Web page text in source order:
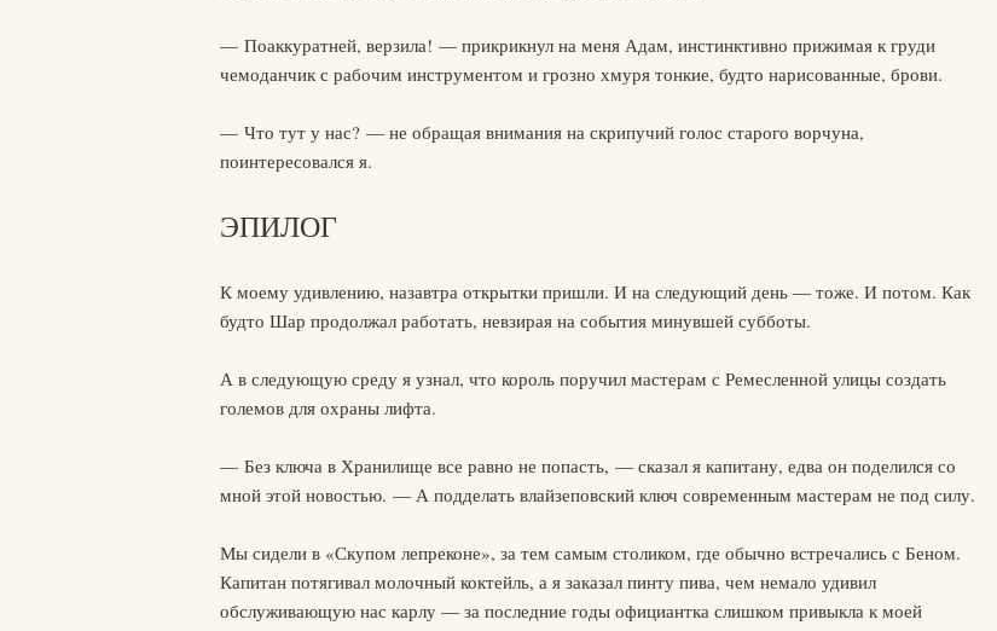
— Поаккуратней, верзила! — прикрикнул на меня Адам, инстинктивно прижимая к груди
чемоданчик с рабочим инструментом и грозно хмуря тонкие, будто нарисованные, брови.
— Что тут у нас? — не обращая внимания на скрипучий голос старого ворчуна,
поинтересовался я.
ЭПИЛОГ
К моему удивлению, назавтра открытки пришли. И на следующий день — тоже. И потом. Как
будто Шар продолжал работать, невзирая на события минувшей субботы.
А в следующую среду я узнал, что король поручил мастерам с Ремесленной улицы создать
големов для охраны лифта.
— Без ключа в Хранилище все равно не попасть, — сказал я капитану, едва он поделился со
мной этой новостью. — А подделать влайзеповский ключ современным мастерам не под силу.
Мы сидели в «Скупом лепреконе», за тем самым столиком, где обычно встречались с Беном.
Капитан потягивал молочный коктейль, а я заказал пинту пива, чем немало удивил
обслуживающую нас карлу — за последние годы официантка слишком привыкла к моей